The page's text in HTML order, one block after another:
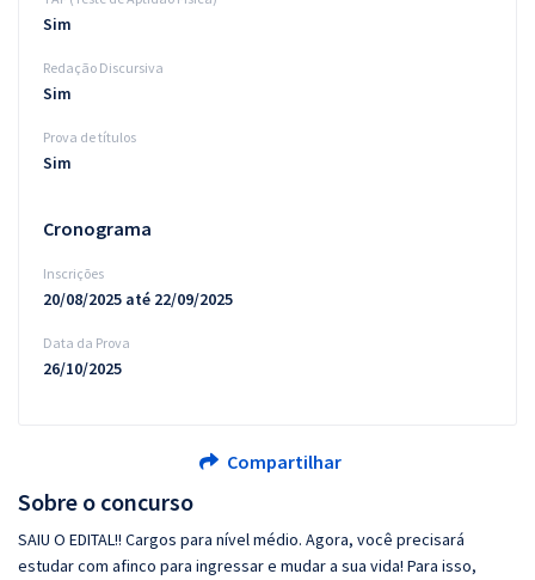
Sobre o concurso
SAIU O EDITAL!! Cargos para nível médio. Agora, você precisará
estudar com afinco para ingressar e mudar a sua vida! Para isso,
Sim
Redação Discursiva
Sim
Prova de títulos
Sim
Cronograma
Inscrições
20/08/2025 até 22/09/2025
Data da Prova
26/10/2025
Compartilhar